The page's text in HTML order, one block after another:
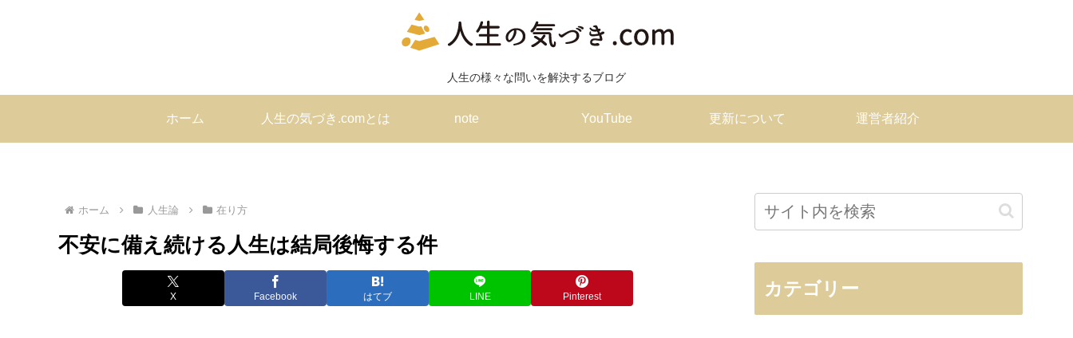
人生の様々な問いを解決するブログ
ホーム 人生の気づき.comとは note YouTube 更新について 運営者紹介
ホーム 人生論 在り方
不安に備え続ける人生は結局後悔する件
X Facebook はてブ LINE Pinterest カテゴリー